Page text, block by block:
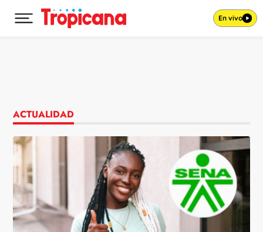
Desplegar menú principal En vivo
ACTUALIDAD